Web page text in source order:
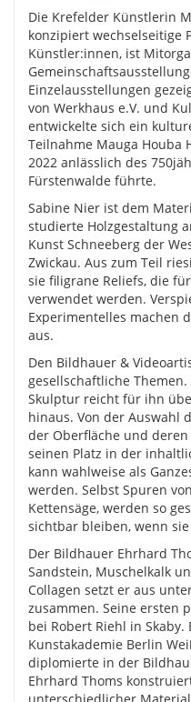
Die Krefelder Künstlerin
konzipiert wechselseitige
Künstler:innen, ist
Einzelausstellungen
von Werkhaus e.V. und
entwickelte sich ein
Teilnahme Mauga Houba
2022 anlässlich des
Fürstenwalde führte.
Sabine Nier ist dem
studierte Holzgestaltung
Kunst Schneeberg der
Zwickau. Aus zum Teil
sie filigrane Reliefs, die
verwendet werden.
Experimentelles machen
aus.
Den Bildhauer &
gesellschaftliche
Skulptur reicht für ihn
hinaus. Von der Auswahl
der Oberfläche und
seinen Platz in der
kann wahlweise als
werden. Selbst Spuren
Kettensäge, werden so
sichtbar bleiben, wenn
Der Bildhauer Ehrhard
Sandstein, Muschelkalk
Collagen setzt er aus
zusammen. Seine ersten
bei Robert Riehl in
Kunstakademie Berlin
diplomierte in der
Ehrhard Thoms